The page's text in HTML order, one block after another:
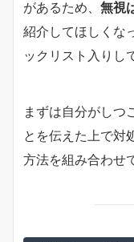
があるため、 無視
紹介してほしくな
ックリスト入りし
まずは自分がしつ
とを伝えた上で対
方法を組み合わせ